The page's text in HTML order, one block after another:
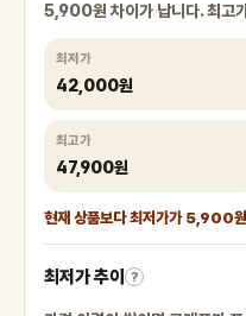
5,900원 차이가 납니다. 최고
최저가
42,000원
최고가
47,900원
현재 상품보다 최저가가 5,900
최저가 추이 ?